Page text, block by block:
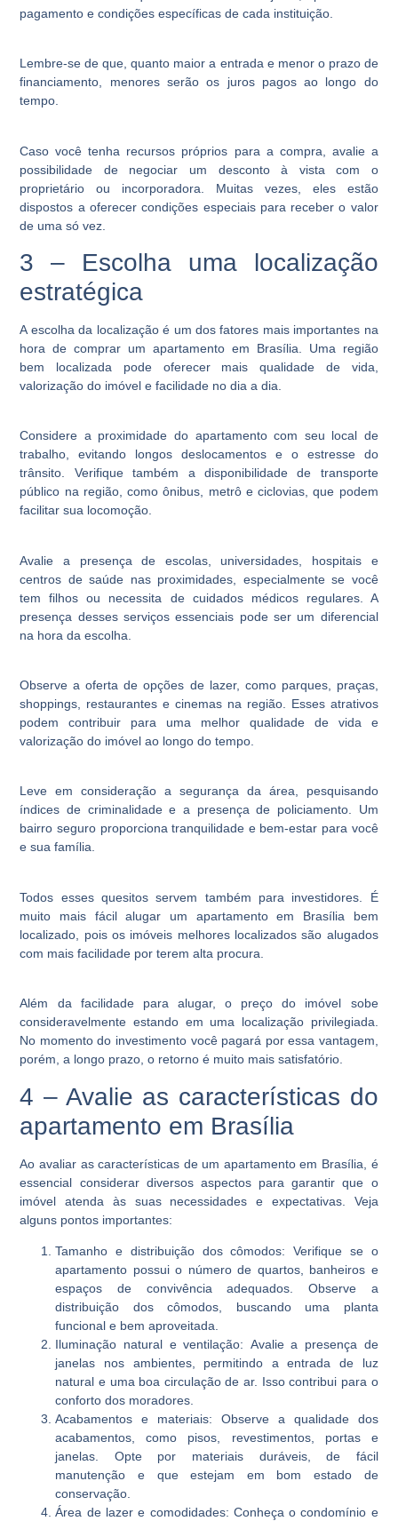
pagamento e condições específicas de cada instituição.
Lembre-se de que, quanto maior a entrada e menor o prazo de
financiamento, menores serão os juros pagos ao longo do
tempo.
Caso você tenha recursos próprios para a compra, avalie a
possibilidade de negociar um desconto à vista com o
proprietário ou incorporadora. Muitas vezes, eles estão
dispostos a oferecer condições especiais para receber o valor
de uma só vez.
3 – Escolha uma localização
estratégica
A escolha da localização é um dos fatores mais importantes na
hora de comprar um apartamento em Brasília. Uma região
bem localizada pode oferecer mais qualidade de vida,
valorização do imóvel e facilidade no dia a dia.
Considere a proximidade do apartamento com seu local de
trabalho, evitando longos deslocamentos e o estresse do
trânsito. Verifique também a disponibilidade de transporte
público na região, como ônibus, metrô e ciclovias, que podem
facilitar sua locomoção.
Avalie a presença de escolas, universidades, hospitais e
centros de saúde nas proximidades, especialmente se você
tem filhos ou necessita de cuidados médicos regulares. A
presença desses serviços essenciais pode ser um diferencial
na hora da escolha.
Observe a oferta de opções de lazer, como parques, praças,
shoppings, restaurantes e cinemas na região. Esses atrativos
podem contribuir para uma melhor qualidade de vida e
valorização do imóvel ao longo do tempo.
Leve em consideração a segurança da área, pesquisando
índices de criminalidade e a presença de policiamento. Um
bairro seguro proporciona tranquilidade e bem-estar para você
e sua família.
Todos esses quesitos servem também para investidores. É
muito mais fácil alugar um apartamento em Brasília bem
localizado, pois os imóveis melhores localizados são alugados
com mais facilidade por terem alta procura.
Além da facilidade para alugar, o preço do imóvel sobe
consideravelmente estando em uma localização privilegiada.
No momento do investimento você pagará por essa vantagem,
porém, a longo prazo, o retorno é muito mais satisfatório.
4 – Avalie as características do
apartamento em Brasília
Ao avaliar as características de um apartamento em Brasília, é
essencial considerar diversos aspectos para garantir que o
imóvel atenda às suas necessidades e expectativas. Veja
alguns pontos importantes:
Tamanho e distribuição dos cômodos: Verifique se o
apartamento possui o número de quartos, banheiros e
espaços de convivência adequados. Observe a
distribuição dos cômodos, buscando uma planta
funcional e bem aproveitada.
Iluminação natural e ventilação: Avalie a presença de
janelas nos ambientes, permitindo a entrada de luz
natural e uma boa circulação de ar. Isso contribui para o
conforto dos moradores.
Acabamentos e materiais: Observe a qualidade dos
acabamentos, como pisos, revestimentos, portas e
janelas. Opte por materiais duráveis, de fácil
manutenção e que estejam em bom estado de
conservação.
Área de lazer e comodidades: Conheça o condomínio e